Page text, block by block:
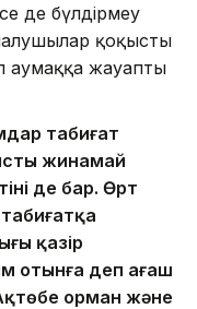
де бүлдірмеу
қоқысты
аумаққа жауапты
табиғат
жинамай
де бар. Өрт
қазір
отынға деп ағаш
орман және